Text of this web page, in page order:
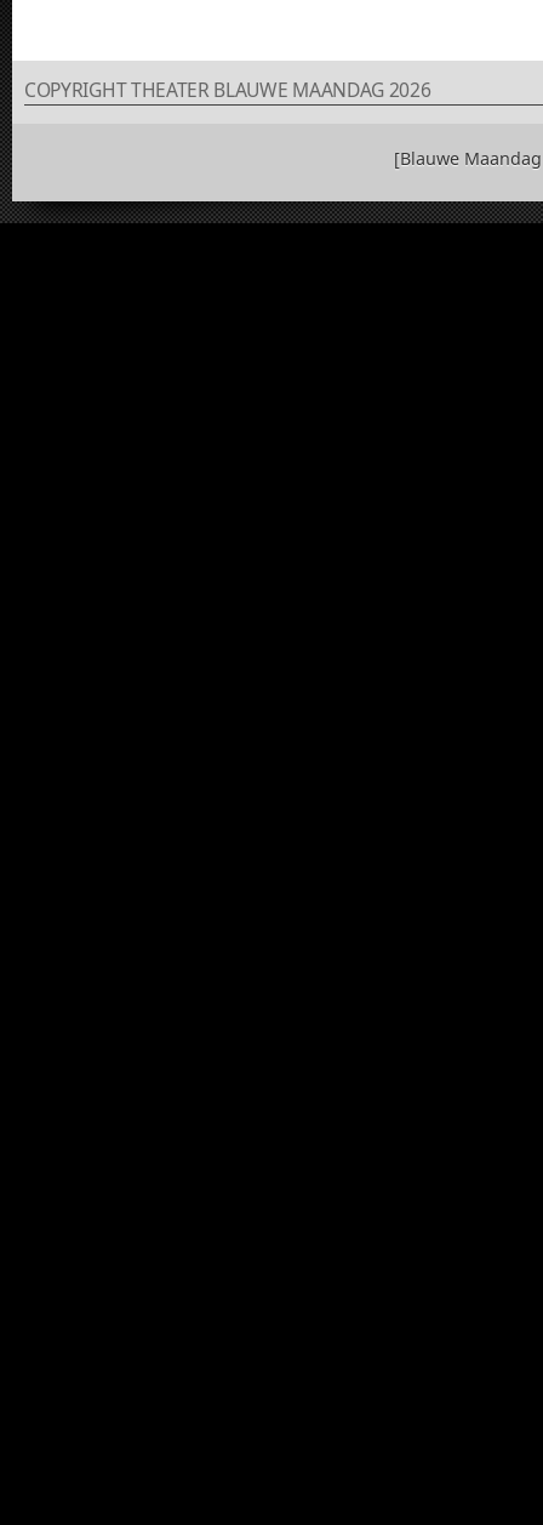
COPYRIGHT THEATER BLAUWE MAANDAG 2026
[Blauwe